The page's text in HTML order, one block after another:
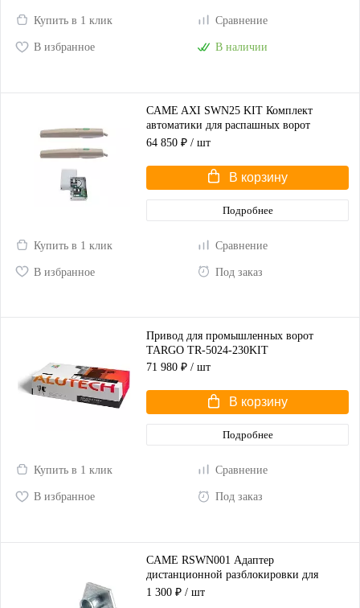
Купить в 1 клик Сравнение
В избранное В наличии
CAME AXI SWN25 KIT Комплект
автоматики для распашных ворот
(корпус серый)
64 850 ₽ / шт
В корзину
Подробнее
Купить в 1 клик Сравнение
В избранное Под заказ
Привод для промышленных ворот
TARGO TR-5024-230KIT
71 980 ₽ / шт
В корзину
Подробнее
Купить в 1 клик Сравнение
В избранное Под заказ
CAME RSWN001 Адаптер
дистанционной разблокировки для
распашных ворот
1 300 ₽ / шт